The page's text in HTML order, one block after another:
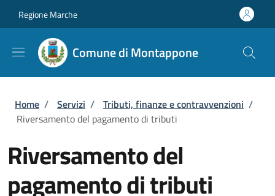
Regione Marche
Comune di Montappone
Briciole di pane
Home / Servizi / Tributi, finanze e contravvenzioni /
Riversamento del pagamento di tributi
Riversamento del
pagamento di tributi